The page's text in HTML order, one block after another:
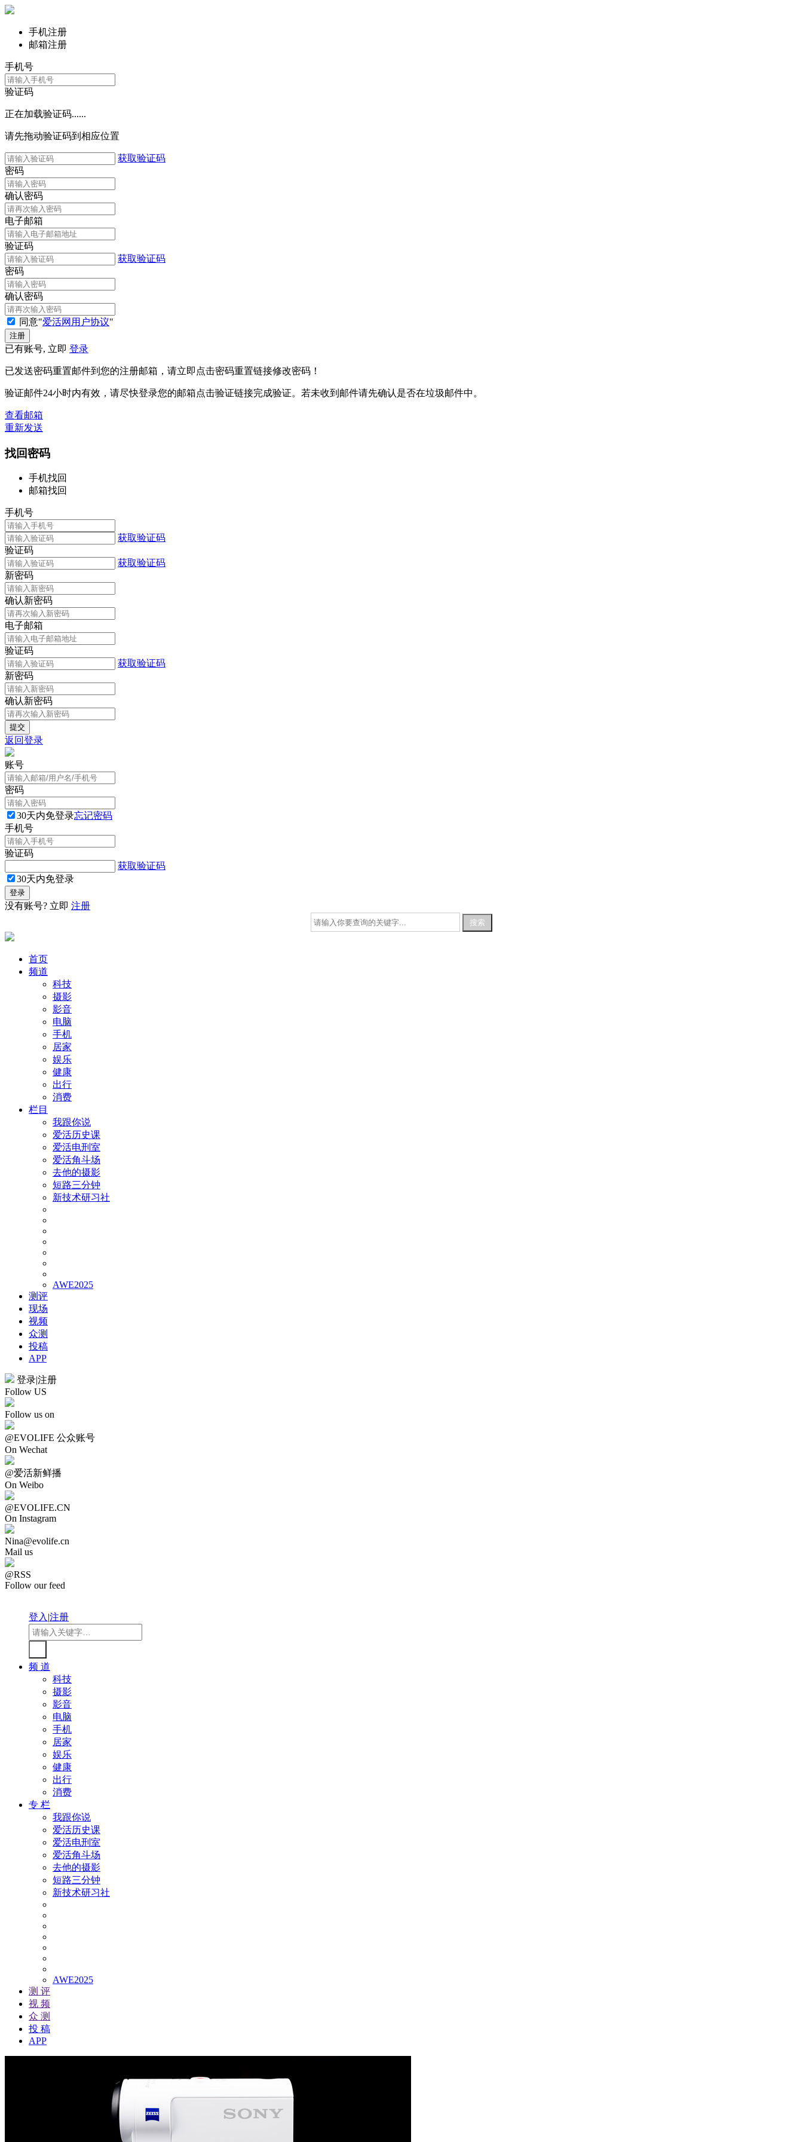
手机注册
邮箱注册
手机号
验证码
正在加载验证码......
请先拖动验证码到相应位置
获取验证码
密码
确认密码
电子邮箱
验证码
获取验证码
密码
确认密码
同意"爱活网用户协议"
已有账号, 立即 登录
已发送密码重置邮件到您的注册邮箱，请立即点击密码重置链接修改密码！
验证邮件24小时内有效，请尽快登录您的邮箱点击验证链接完成验证。若未收到邮件请先确认是否在垃圾邮件中。
查看邮箱
重新发送
找回密码
手机找回
邮箱找回
手机号
获取验证码
验证码
获取验证码
新密码
确认新密码
电子邮箱
验证码
获取验证码
新密码
确认新密码
返回登录
账号
密码
30天内免登录忘记密码
手机号
验证码
获取验证码
30天内免登录
没有账号? 立即 注册
首页
频道
科技
摄影
影音
电脑
手机
居家
娱乐
健康
出行
消费
栏目
我跟你说
爱活历史课
爱活电刑室
爱活角斗场
去他的摄影
短路三分钟
新技术研习社
AWE2025
测评
现场
视频
众测
投稿
APP
登录|注册
Follow US
Follow us on
@EVOLIFE 公众账号
On Wechat
@爱活新鲜播
On Weibo
@EVOLIFE.CN
On Instagram
Nina@evolife.cn
Mail us
@RSS
Follow our feed
登入|注册
频 道
科技
摄影
影音
电脑
手机
居家
娱乐
健康
出行
消费
专 栏
我跟你说
爱活历史课
爱活电刑室
爱活角斗场
去他的摄影
短路三分钟
新技术研习社
AWE2025
测 评
视 频
众 测
投 稿
APP